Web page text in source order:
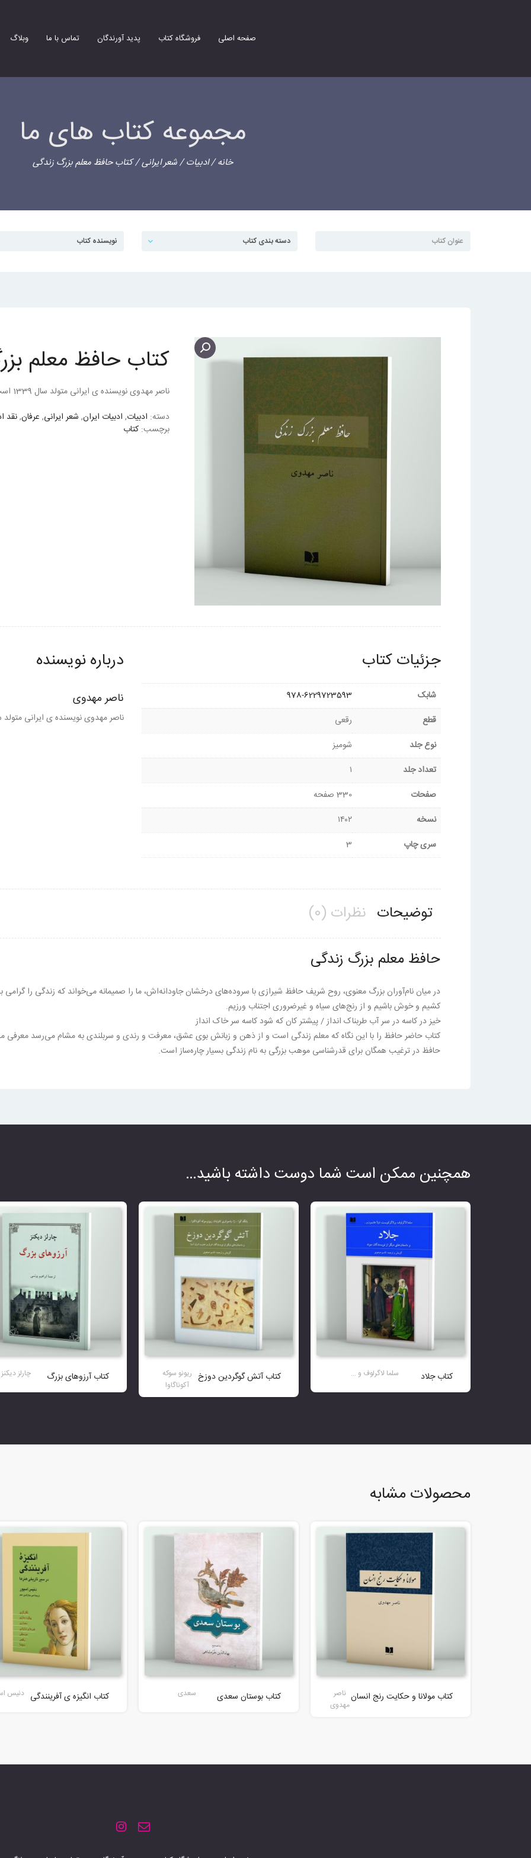
صفحه اصلی فروشگاه کتاب پدید آورندگان تماس با ما وبلاگ
مجموعه کتاب های ما
خانه/ادبیات/شعر ایرانی/ کتاب حافظ معلم بزرگ زندگی
کتاب حافظ معلم
ناصر مهدوی نویسنده ی ایرانی متولد سال 1339 است.
دسته: ادبیات, ادبیات ایران, شعر ایرانی, عرفان,نقد
برچسب: کتاب
جزئیات کتاب
شابک
978-6229723593
قطع
رقعی
نوع جلد
شومیز
تعداد جلد
۱
صفحات
330 صفحه
نسخه
۱۴۰۲
سری چاپ
3
درباره نویسنده
ناصر مهدوی
ناصر مهدوی نویسنده ی ایرانی متولد سال
توضیحات نظرات (0)
حافظ معلم بزرگ زندگی
در میان نام‌آوران بزرگ معنوی، روح شریف حافظ شیرازی با سروده‌های درخشان جاودانه‌اش، ما را صمیمانه می‌خواند که زندگی را گرامی
کشیم و خوش باشیم و از رنج‌های سیاه و غیرضروری اجتناب ورزیم.
خیز در کاسه در سر آب طربناک انداز / پیشتر کان که شود کاسه سر خاک انداز
کتاب حاضر حافظ را با این نگاه که معلم زندگی است و از ذهن و زبانش بوی عشق، معرفت و رندی و سربلندی به مشام می‌رسد معرفی
حافظ در ترغیب همگان برای قدرشناسی موهب بزرگی به نام زندگی بسیار چاره‌ساز است.
همچنین ممکن است شما دوست داشته باشید…
کتاب جلاد سلما لاگرلوف و ... کتاب آتش گوگردین دوزخ ریونو سوکه
آکوناگاوا
کتاب آرزوهای بزرگ چارلز دیکنز
محصولات مشابه
کتاب مولانا و حکایت رنج انسان ناصر
مهدوی
کتاب بوستان سعدی سعدی کتاب انگیزه ی آفرینندگی دنیس